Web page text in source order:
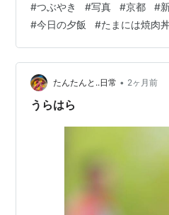
が一般公開(無料)だったので入
竣工1985年に京都市の有形文
具57点、1993 年に付属屋と
資料なども展示されていて、
ー。今でも使えそう。 毎週月
再放送されているよう…
#つぶやき #写真 #京都 #
#今日の夕飯 #たまには焼肉
たんたんと..日常 • 2ヶ月前
うらはら